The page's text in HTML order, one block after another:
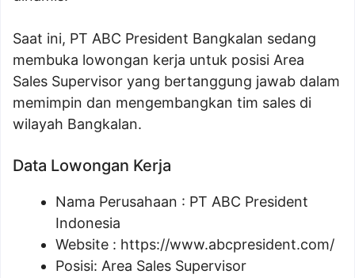
Saat ini, PT ABC President Bangkalan sedang
membuka lowongan kerja untuk posisi Area
Sales Supervisor yang bertanggung jawab dalam
memimpin dan mengembangkan tim sales di
wilayah Bangkalan.
Data Lowongan Kerja
Nama Perusahaan : PT ABC President
Indonesia
Website : https://www.abcpresident.com/
Posisi: Area Sales Supervisor